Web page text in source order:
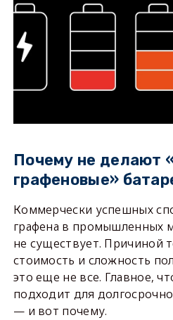
Почему не делают
графеновые»
Коммерчески успешных
графена в промышленных
не существует. Причиной
стоимость и сложность
это еще не все. Главное,
подходит для
— и вот почему.